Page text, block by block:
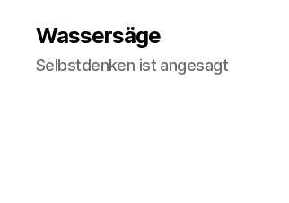
Wassersäge
Selbstdenken ist angesagt